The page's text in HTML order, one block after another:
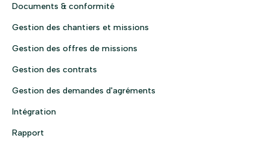
Documents & conformité
Gestion des chantiers et missions
Gestion des offres de missions
Gestion des contrats
Gestion des demandes d'agréments
Intégration
Rapport